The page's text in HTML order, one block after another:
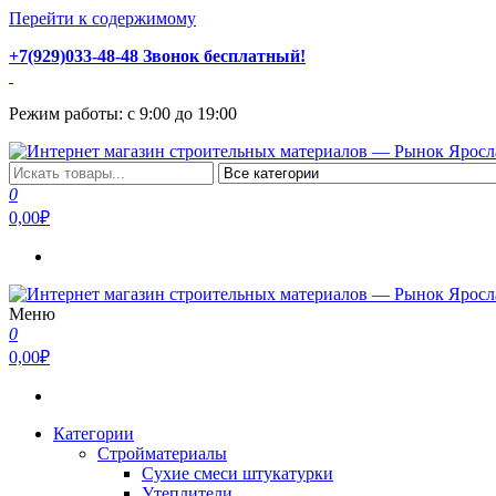
Перейти к содержимому
+7(929)033-48-48 Звонок бесплатный!
Режим работы: с 9:00 до 19:00
Интернет магазин строительных материалов — Рынок
Стройматериалы с доставкой и самовывозом можно купить у
0
0,00₽
Интернет магазин строительных материалов — Рынок
Стройматериалы с доставкой и самовывозом можно купить у
Меню
0
0,00₽
Категории
Стройматериалы
Сухие смеси штукатурки